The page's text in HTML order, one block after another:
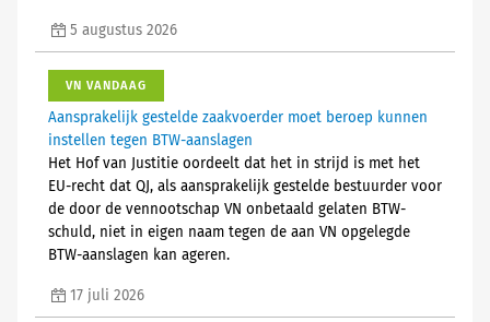
5 augustus 2026
VN VANDAAG
Aansprakelijk gestelde zaakvoerder moet beroep kunnen
instellen tegen BTW-aanslagen
Het Hof van Justitie oordeelt dat het in strijd is met het
EU-recht dat QJ, als aansprakelijk gestelde bestuurder voor
de door de vennootschap VN onbetaald gelaten BTW-
schuld, niet in eigen naam tegen de aan VN opgelegde
BTW-aanslagen kan ageren.
17 juli 2026